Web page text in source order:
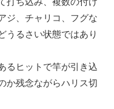
ジ、チャリコ、フグな
うるさい状態ではあり
るヒットで竿が引き込
か残念ながらハリス切